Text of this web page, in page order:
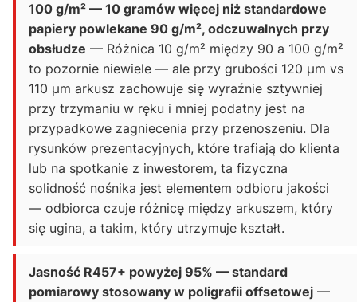
100 g/m² — 10 gramów więcej niż standardowe
papiery powlekane 90 g/m², odczuwalnych przy
obsłudze — Różnica 10 g/m² między 90 a 100 g/m²
to pozornie niewiele — ale przy grubości 120 µm vs
110 µm arkusz zachowuje się wyraźnie sztywniej
przy trzymaniu w ręku i mniej podatny jest na
przypadkowe zagniecenia przy przenoszeniu. Dla
rysunków prezentacyjnych, które trafiają do klienta
lub na spotkanie z inwestorem, ta fizyczna
solidność nośnika jest elementem odbioru jakości
— odbiorca czuje różnicę między arkuszem, który
się ugina, a takim, który utrzymuje kształt.
Jasność R457+ powyżej 95% — standard
pomiarowy stosowany w poligrafii offsetowej —